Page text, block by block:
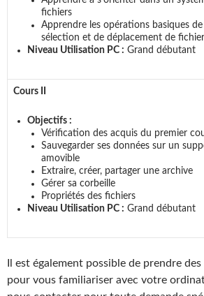
fichiers
Apprendre les opérations basiques de
sélection et de déplacement de
Niveau Utilisation PC : Grand débutant
Cours II
Objectifs :
Vérification des acquis du premier
Sauvegarder ses données sur un
amovible
Extraire, créer, partager une archive
Gérer sa corbeille
Propriétés des fichiers
Niveau Utilisation PC : Grand débutant
Il est également possible de prendre
pour vous familiariser avec votre